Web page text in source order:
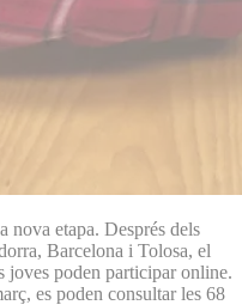
nova etapa. Després dels
Barcelona i Tolosa, el
joves poden participar online.
es poden consultar les 68